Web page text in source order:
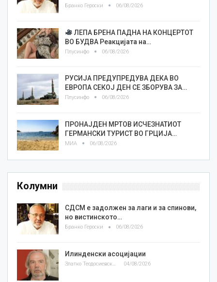
Бранко Героски 06/08/2026
ЛЕПА БРЕНА ПАДНА НА КОНЦЕРТОТ
ВО БУДВА Реакцијата на…
Плусинфо 06/08/2026
РУСИЈА ПРЕДУПРЕДУВА ДЕКА ВО
ЕВРОПА СЕКОЈ ДЕН СЕ ЗБОРУВА ЗА…
Плусинфо 06/08/2026
ПРОНАЈДЕН МРТОВ ИСЧЕЗНАТИОТ
ГЕРМАНСКИ ТУРИСТ ВО ГРЦИЈА…
МИА 06/08/2026
Колумни
СДСМ е задолжен за лаги и за спинови,
но вистинското…
Бранко Героски 06/08/2026
Илинденски асоцијации
Златко Теодосиевски 04/08/2026